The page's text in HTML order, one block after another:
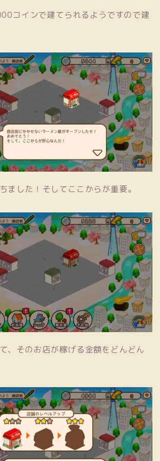
コインで建てられるようですので建
ました！そしてここからが重要。
、そのお店が稼げる金額をどんどん